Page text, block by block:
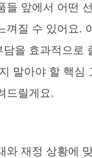
들 앞에서 어떤
껴질 수 있어요.
을 효과적으로
말아야 할 핵심
드릴게요.
와 재정 상황에